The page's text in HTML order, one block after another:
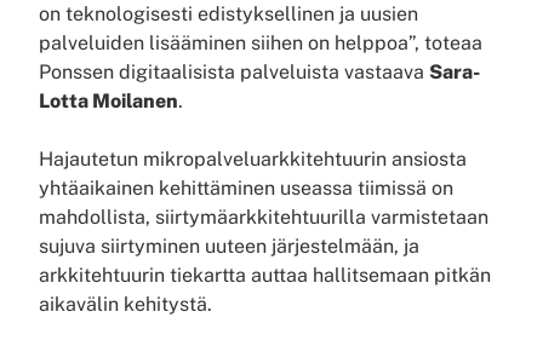
on teknologisesti edistyksellinen ja uusien
palveluiden lisääminen siihen on helppoa”, toteaa
Ponssen digitaalisista palveluista vastaava Sara-
Lotta Moilanen.
Hajautetun mikropalveluarkkitehtuurin ansiosta
yhtäaikainen kehittäminen useassa tiimissä on
mahdollista, siirtymäarkkitehtuurilla varmistetaan
sujuva siirtyminen uuteen järjestelmään, ja
arkkitehtuurin tiekartta auttaa hallitsemaan pitkän
aikavälin kehitystä.